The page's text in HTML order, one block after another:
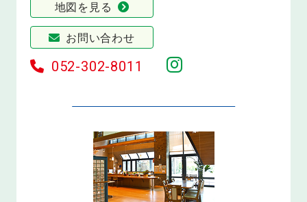
地図を見る
お問い合わせ
052-302-8011